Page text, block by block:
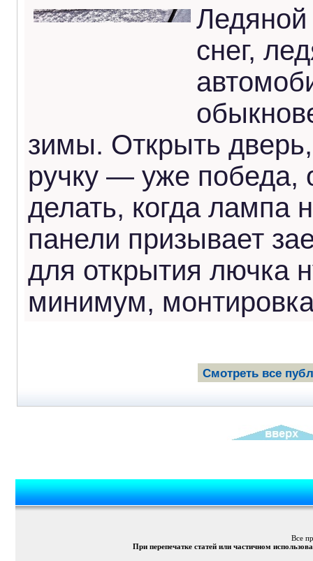
снег,
зимы. Открыть
ручку — уже победа,
делать, когда лампа
панели призывает
для открытия лючка
минимум,
Смотреть все
Все
При перепечатке статей или частичном